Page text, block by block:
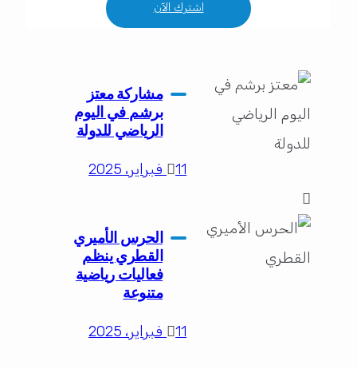
اشترك الآن
مشاركة معتز
برشم في اليوم
الرياضي للدولة
الحرس الأميري
القطري ينظم
فعاليات رياضية
متنوعة